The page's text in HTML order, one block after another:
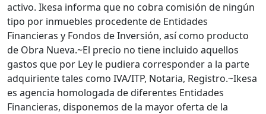
activo. Ikesa informa que no cobra comisión de ningún
tipo por inmuebles procedente de Entidades
Financieras y Fondos de Inversión, así como producto
de Obra Nueva.~El precio no tiene incluido aquellos
gastos que por Ley le pudiera corresponder a la parte
adquiriente tales como IVA/ITP, Notaria, Registro.~Ikesa
es agencia homologada de diferentes Entidades
Financieras, disponemos de la mayor oferta de la